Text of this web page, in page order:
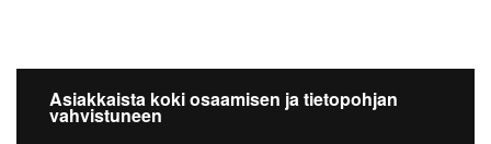
Asiakkaista koki osaamisen ja tietopohjan
vahvistuneen